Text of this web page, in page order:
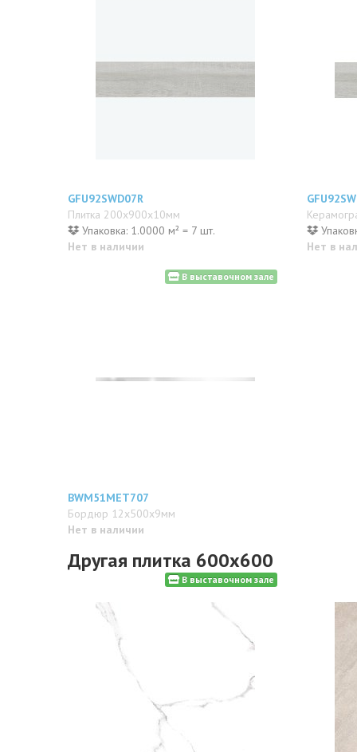
GFU92SWD07R
Плитка 200x900x10мм
Упаковка: 1.0000 м² = 7 шт.
Нет в наличии
Нет в
В выставочном зале
BWM51MET707
Бордюр 12x500x9мм
Нет в наличии
Другая плитка 600x600
В выставочном зале